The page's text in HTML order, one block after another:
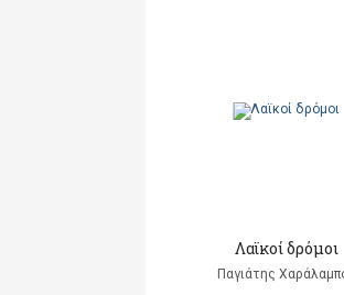
Λαϊκοί δρόμοι
Παγιάτης